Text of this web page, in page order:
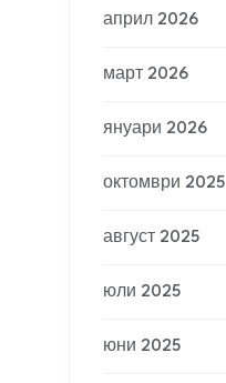
април 2026
март 2026
януари 2026
октомври 2025
август 2025
юли 2025
юни 2025